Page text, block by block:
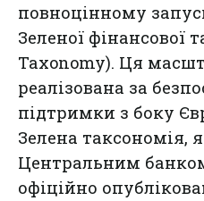
повноцінному
Зеленої фінансової
Taxonomy). Ця
реалізована за
підтримки з боку
Зелена таксономія,
Центральним
офіційно